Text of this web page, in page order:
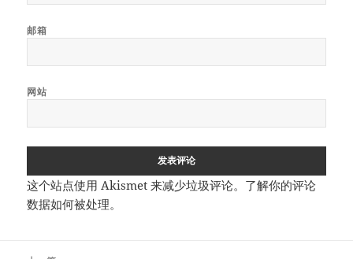
邮箱
网站
这个站点使用 Akismet 来减少垃圾评论。 了解你的评论
数据如何被处理。